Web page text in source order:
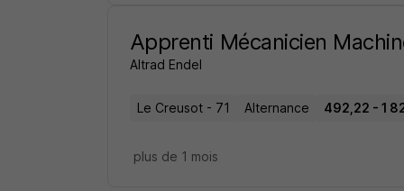
Apprenti Mécanicien
Altrad Endel
Le Creusot - 71 Alternance 492,22 - 1
plus de 1 mois